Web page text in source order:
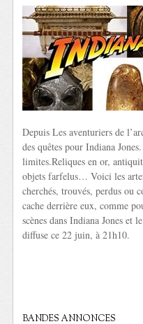
Depuis Les aventuriers de
des quêtes pour Indiana
limites.Reliques en or,
objets farfelus… Voici les
cherchés, trouvés, perdus ou
cache derrière eux, comme
scènes dans Indiana Jones et
diffuse ce 22 juin, à 21h10.
BANDES ANNONCES